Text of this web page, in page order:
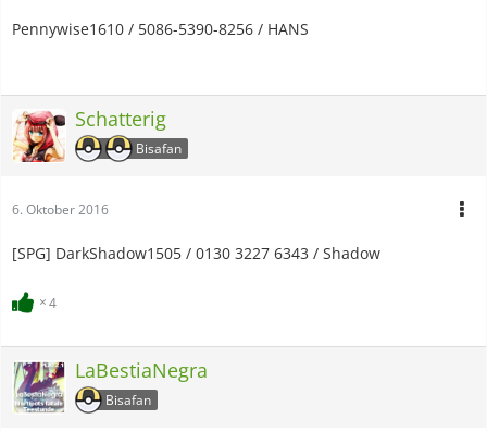
Pennywise1610 / 5086-5390-8256 / HANS
Schatterig
Bisafan
6. Oktober 2016
[SPG] DarkShadow1505 / 0130 3227 6343 / Shadow
4
LaBestiaNegra
Bisafan